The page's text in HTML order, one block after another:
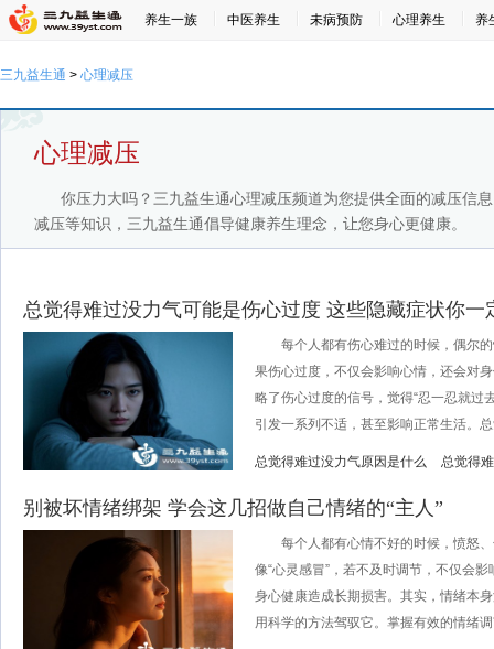
养生一族 中医养生 未病预防 心理养生 养
三九益生通 > 心理减压
心理减压
你压力大吗？三九益生通心理减压频道为您提供全面的减压信
减压等知识，三九益生通倡导健康养生理念，让您身心更健康。
总觉得难过没力气可能是伤心过度 这些隐藏症状你一
每个人都有伤心难过的时候，偶尔的
果伤心过度，不仅会影响心情，还会对
略了伤心过度的信号，觉得“忍一忍就过
引发一系列不适，甚至影响正常生活。
总觉得难过没力气原因是什么 总觉得
别被坏情绪绑架 学会这几招做自己情绪的“主人”
每个人都有心情不好的时候，愤怒、
像“心灵感冒”，若不及时调节，不仅会
身心健康造成长期损害。其实，情绪本
用科学的方法驾驭它。掌握有效的情绪